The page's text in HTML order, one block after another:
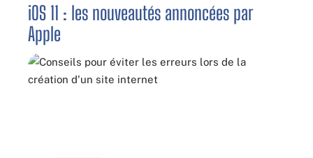
iOS 11 : les nouveautés annoncées par
Apple